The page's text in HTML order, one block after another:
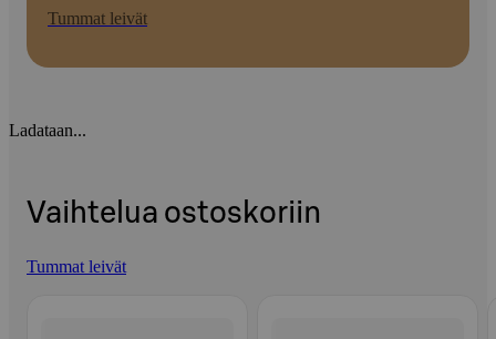
Tummat leivät
Ladataan...
Vaihtelua ostoskoriin
Tummat leivät